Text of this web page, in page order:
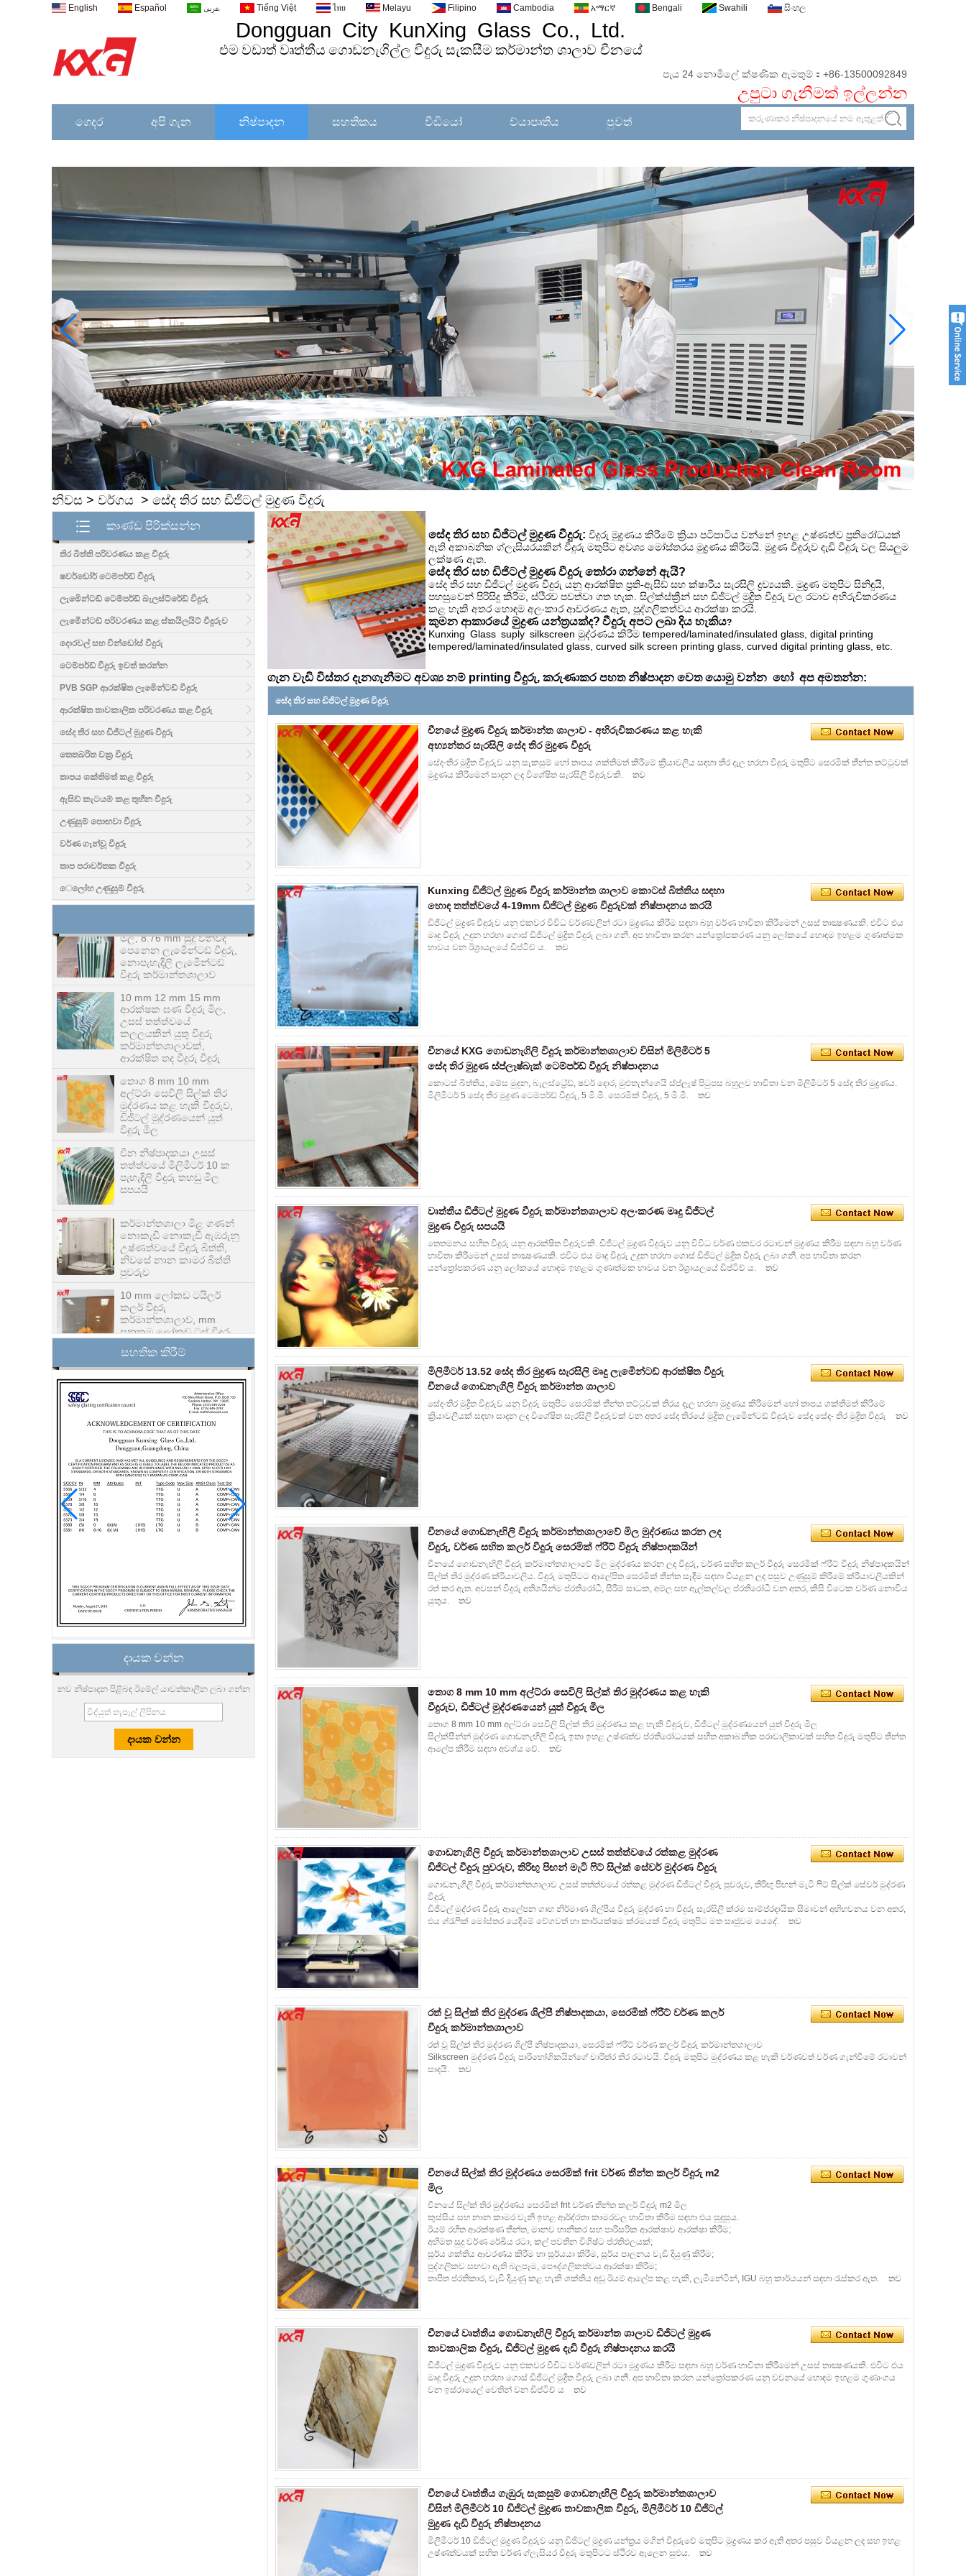
English Español عربى Tiếng Việt ไทย Melayu Filipino Cambodia አማርኛ Bengali Swahili සිංහල
Dongguan City KunXing Glass Co., Ltd.
එම වඩාත් වෘත්තීය ගොඩනැගිල්ල වීදුරු සැකසීම කර්මාන්ත ශාලාව චීනයේ
පැය 24 නොමිලේ ක්ෂණික ඇමතුම්：+86-13500092849
උපුටා ගැනීමක් ඉල්ලන්න
ගෙදර අපි ගැන නිෂ්පාදන සහතිකය වීඩියෝ ව්යාපෘතිය පුවත්
නිවස > වර්ගය > සේද තිර සහ ඩිජිටල් මුද්‍රණ වීදුරු
කාණ්ඩ පිරික්සන්න
තිර බිත්ති පරිවරණය කළ වීදුරු
ෂවර්ඩෝර් ටෙම්පර්ඩ් වීදුරු
ලැමිෙන්ටඩ් ටෙම්පර්ඩ් බැලස්ට්රේඩ් වීදුරු
ලැමිෙන්ටඩ් පරිවරණය කළ ස්කයිලයිට් වීදුරුව
දොරවල් සහ වින්ඩෝස් වීදුරු
ටෙම්පර්ඩ් වීදුරු ඉවත් කරන්න
PVB SGP ආරක්ෂිත ලැමිෙන්ටඩ් වීදුරු
ආරක්ෂිත තාවකාලික පරිවරණය කළ වීදුරු
සේද තිර සහ ඩිජිටල් මුද්‍රණ වීදුරු
තෙතබරිත වක්‍ර වීදුරු
තාපය ශක්තිමත් කළ වීදුරු
ඇසිඩ් කැටයම් කළ තුහීන වීදුරු
උණුසුම් පොඟවා වීදුරු
වර්ණ ගැන්වූ වීදුරු
තාප පරාවර්තක වීදුරු
ෙලෝහ උණුසුම් වීදුරු
හොඳ මිල ලීටර 1/2 කින් යුත්
මේස වීදුරු කම්හල, චීනයේ
දී mm උෂ්ණත්වයේ වීදුරු
මේස රෙදි නිෂ්පාදකයන් 12
ක්
පෙනෙන ලැමිෙන්ටඩ් වීදුරු,
නොපැහැදිලි ලැමිෙන්ටඩ්
වීදුරු කර්මාන්තශාලාව
10 mm 12 mm 15 mm
ආරක්ෂක ඝණ වීදුරු මිල,
උසස් තත්ත්වයේ
කලලයකින් යුතු වීදුරු
කර්මාන්තශාලාවක්,
ආරක්ෂිත තද වීදුරු වීදුරු
තොග 8 mm 10 mm
අල්ට්රා සෙවිලි සිල්ක් තිර
මුද්රණය කළ හැකි වීදුරුව,
ඩිජිටල් මුද්රණයෙන් යුත්
වීදුරු මිල
චීන නිෂ්පාදකයා උසස්
තත්ත්වයේ මිලිමීටර් 10 ක
පැහැදිලි වීදුරු තහඩු මිල
සපයයි
නොකැඩී නොකැඩී ඇඹරුනු
උෂ්ණත්වයේ වීදුරු බිත්ති,
නිවසේ නාන කාමර බිත්ති
පුවරුව
10 mm ලෝකඩ ටයිලර්
කලර් වීදුරු
කර්මාන්තශාලාව, mm
ඝනකම ලෝකඩ ටස් වීදුරු,
mm ලෝකඩ සහිත වීදුරුව
මිල
ආරක්ෂාව 10mm දැඩි වීදුරු
අභ්යන්තර බාහිර දොර
ගොඩනැගිලි වීදුරු නිෂ්පාදක
තිරය බිත්ති වීදුරුව තොග
මිල නියම කළ ලැමිෙන්ටඩ්
ඩබල් තාපාංක පරිවරණය
වීදුරු
මිලිමීටර් 15 ක ආරක්ෂාව
පැහැදිලි වීදුරු මිල - වෘත්තීය
ගොඩනැඟිලි වීදුරු
හොඳ මිල ලීටර 1/2 කින් යුත්
මේස වීදුරු කම්හල, චීනයේ
දී mm උෂ්ණත්වයේ වීදුරු
ක්
8.76 mm සුදු ලමනයිඩ් වීදුරු
මිල, 8.76 mm සුදු විනිවිද
පෙනෙන ලැමිෙන්ටඩ් වීදුරු,
නොපැහැදිලි ලැමිෙන්ටඩ්
වීදුරු කර්මාන්තශාලාව
10 mm 12 mm 15 mm
ආරක්ෂක ඝණ වීදුරු මිල,
සහතික කිරීම්
දායක වන්න
නව නිෂ්පාදන පිළිබඳ ඊමේල් යාවත්කාලීන ලබා ගන්න
සේද තිර සහ ඩිජිටල් මුද්‍රණ වීදුරු: වීදුරු මුද්‍රණය කිරීමේ ක්‍රියා පටිපාටිය වන්නේ ඉහළ උෂ්ණත්ව ප්‍රතිරෝධයක්
ඇති අකාබනික ග්ලැසියරයකින් වීදුරු මතුපිට අවශ්‍ය මෝස්තරය මුද්‍රණය කිරීමයි. මුද්‍රණ වීදුරුව දැඩි වීදුරු වල සියලුම
ලක්ෂණ ඇත.
සේද තිර සහ ඩිජිටල් මුද්‍රණ වීදුරු තෝරා ගන්නේ ඇයි?
සේද තිර සහ ඩිජිටල් මුද්‍රණ වීදුරු යනු ආරක්ෂිත ප්‍රති-ඇසිඩ් සහ ක්ෂාරීය සැරසිලි ද්‍රව්‍යයකි. මුද්‍රණ මතුපිට සිනිඳුයි,
පහසුවෙන් පිරිසිදු කිරීම, ස්ථිරව පවත්වා ගත හැක. සිල්ක්ස්ක්‍රීන් සහ ඩිජිටල් මුද්‍රිත වීදුරු වල රටාව අභිරුචිකරණය
කළ හැකි අතර හොඳම අලංකාර ආචරණය ඇත, පුද්ගලිකත්වය ආරක්ෂා කරයි.
කුමන ආකාරයේ මුද්‍රණ යන්ත්‍රයක්ද? වීදුරු අපට ලබා දිය හැකිය?
Kunxing Glass suply silkscreen මුද්රණය කිරීම tempered/laminated/insulated glass, digital printing
tempered/laminated/insulated glass, curved silk screen printing glass, curved digital printing glass, etc.
ගැන වැඩි විස්තර දැනගැනීමට අවශ්‍ය නම් printing වීදුරු, කරුණාකර පහත නිෂ්පාදන වෙත යොමු වන්න හෝ අප අමතන්න:
සේද තිර සහ ඩිජිටල් මුද්‍රණ වීදුරු
චීනයේ මුද්‍රණ වීදුරු කර්මාන්ත ශාලාව - අභිරුචිකරණය කළ හැකි
අභ්‍යන්තර සැරසිලි සේද තිර මුද්‍රණ වීදුරු
සේද-තිර මුද්‍රිත වීදුරුව යනු සැකසුම් හෝ තාපය ශක්තිමත් කිරීමේ ක්‍රියාවලිය සඳහා තිර දැල හරහා වීදුරු මතුපිට සෙරමික් තීන්ත තට්ටුවක්
මුද්‍රණය කිරීමෙන් සාදන ලද විශේෂිත සැරසිලි වීදුරුවකි.
තව
Kunxing ඩිජිටල් මුද්‍රණ වීදුරු කර්මාන්ත ශාලාව කොටස් බිත්තිය සඳහා
හොඳ තත්ත්වයේ 4-19mm ඩිජිටල් මුද්‍රණ වීදුරුවක් නිෂ්පාදනය කරයි
ඩිජිටල් මුද්‍රණ වීදුරුව යනු එකවර විවිධ වර්ණවලින් රටා මුද්‍රණය කිරීම සඳහා බහු වර්ණ භාවිතා කිරීමෙන් උසස් තාක්‍ෂණයකි. එවිට එය
මෘදු වීදුරු උදුන හරහා ගොස් ඩිජිටල් මුද්‍රිත වීදුරු ලබා ගනී. අප භාවිතා කරන යන්ත්‍රෝපකරණ යනු ලෝකයේ හොඳම ඉහළම ගුණාත්මක
භාවය වන ඊශ්‍රායලයේ ඩිප්ටිච් ය.
තව
චීනයේ KXG ගොඩනැගිලි වීදුරු කර්මාන්තශාලාව විසින් මිලිමීටර් 5
සේද තිර මුද්‍රණ ස්ප්ලෑෂ්බැක් ටෙම්පර්ඩ් වීදුරු නිෂ්පාදනය
කොටස් බිත්තිය, මේස මුදුන, බැලස්ට්‍රේඩ්, ෂවර් දොර, මුළුතැන්ගෙයි ස්ප්ලෑෂ් පිටුපස බහුලව භාවිතා වන මිලිමීටර් 5 සේද තිර මුද්‍රණය.
මිලිමීටර් 5 සේද තිර මුද්‍රණ ටෙම්පර්ඩ් වීදුරු, 5 මි.මී. සෙරමික් වීදුරු, 5 මි.මී.
තව
වෘත්තීය ඩිජිටල් මුද්‍රණ වීදුරු කර්මාන්තශාලාව අලංකරණ මෘදු ඩිජිටල්
මුද්‍රණ වීදුරු සපයයි
තෙතමනය සහිත වීදුරු යනු ආරක්ෂිත වීදුරුවකි. ඩිජිටල් මුද්‍රණ වීදුරුව යනු විවිධ වර්ණ එකවර රටාවන් මුද්‍රණය කිරීම සඳහා බහු වර්ණ
භාවිතා කිරීමෙන් උසස් තාක්‍ෂණයකි. එවිට එය මෘදු වීදුරු උදුන හරහා ගොස් ඩිජිටල් මුද්‍රිත වීදුරු ලබා ගනී. අප භාවිතා කරන
යන්ත්‍රෝපකරණ යනු ලෝකයේ හොඳම ඉහළම ගුණාත්මක භාවය වන ඊශ්‍රායලයේ ඩිප්ටිච් ය.
තව
මිලිමීටර් 13.52 සේද තිර මුද්‍රණ සැරසිලි මෘදු ලැමිෙන්ටඩ් ආරක්ෂිත වීදුරු
චීනයේ ගොඩනැගිලි වීදුරු කර්මාන්ත ශාලාව
සේද-තිර මුද්‍රිත වීදුරුව යනු වීදුරු මතුපිට සෙරමික් තීන්ත තට්ටුවක් තිරය දැල හරහා මුද්‍රණය කිරීමෙන් හෝ තාපය ශක්තිමත් කිරීමේ
ක්‍රියාවලියක් සඳහා සාදන ලද විශේෂිත සැරසිලි වීදුරුවක් වන අතර සේද තිරයේ මුද්‍රිත ලැමිෙන්ටඩ් වීදුරුව සේද සේද- තිර මුද්‍රිත වීදුරු
තව
චීනයේ ගොඩනැඟිලි වීදුරු කර්මාන්තශාලාවේ මිල මුද්රණය කරන ලද
වීදුරු, වර්ණ සහිත කලර් වීදුරු සෙරමික් ෆ්රීට් වීදුරු නිෂ්පාදකයින්
චීනයේ ගොඩනැඟිලි වීදුරු කර්මාන්තශාලාවේ මිල මුද්රණය කරන ලද වීදුරු, වර්ණ සහිත කලර් වීදුරු සෙරමික් ෆ්රීට් වීදුරු නිෂ්පාදකයින්
සිල්ක් තිර මුද්රණ ක්රියාවලිය. වීදුරු මතුපිටට ආලේපිත සෙරමික් තීන්ත සෑදීම සඳහා වියළන ලද පසුව උණුසුම් කිරීමේ ක්රියාවලියකින්
රත් කර ඇත. අවසන් වීදුරු අතිශයින්ම ප්රතිරෝධී, සීරීම් සාධක, අම්ල සහ ඇල්කල්වල ප්රතිරෝධී වන අතර, කිසි විටෙක වර්ණ නොවිය
යුතුය.
තව
තොග 8 mm 10 mm අල්ට්රා සෙවිලි සිල්ක් තිර මුද්රණය කළ හැකි
වීදුරුව, ඩිජිටල් මුද්රණයෙන් යුත් වීදුරු මිල
තොග 8 mm 10 mm අල්ට්රා සෙවිලි සිල්ක් තිර මුද්රණය කළ හැකි වීදුරුව, ඩිජිටල් මුද්රණයෙන් යුත් වීදුරු මිල
සිල්ක්සීන්න් මුද්රණ ගොඩනැඟිලි වීදුරු ඉතා ඉහළ උෂ්ණත්ව ප්රතිරෝධයක් සහිත අකාබනික පරාවාලිකාවක් සහිත වීදුරු මතුපිට තීන්ත
ආලේප කිරීම සඳහා අවශ්ය වේ.
තව
ගොඩනැගිලි වීදුරු කර්මාන්තශාලාව උසස් තත්ත්වයේ රත්කළ මුද්රණ
ඩිජිටල් වීදුරු පුවරුව, තිරිඟු පිඟන් මැටි ෆිට් සිල්ක් සේවර් මුද්රණ වීදුරු
ගොඩනැගිලි වීදුරු කර්මාන්තශාලාව උසස් තත්ත්වයේ රත්කළ මුද්රණ ඩිජිටල් වීදුරු පුවරුව, තිරිඟු පිඟන් මැටි ෆිට් සිල්ක් සේවර් මුද්රණ
වීදුරු
ඩිජිටල් මුද්රණ වීදුරු ආලේපන ගෘහ නිර්මාණ ශිල්පීය වීදුරු මුද්රණ හා වීදුරු සැරසිලි ක්රම සාම්ප්රදායික සීමාවන් අභිභවනය වන අතර,
එය ග්රැෆික් මෝස්තර යෙදීමේ වේගවත් හා කාර්යක්ෂම ක්රමයක් වීදුරු මතුපිට මත සෘජුවම යෙදේ.
තව
රත් වූ සිල්ක් තිර මුද්රණ ශිල්පී නිෂ්පාදකයා, සෙරමික් ෆ්රීට් වර්ණ කලර්
වීදුරු කර්මාන්තශාලාව
රත් වූ සිල්ක් තිර මුද්රණ ශිල්පී නිෂ්පාදකයා, සෙරමික් ෆ්රීට් වර්ණ කලර් වීදුරු කර්මාන්තශාලාව
Silkscreen මුද්රණ වීදුරු පාරිභෝගිකයින්ගේ චාරිත්ර තිර රටාවයි. වීදුරු මතුපිට මුද්රණය කළ හැකි වර්ණවත් වර්ණ ගැන්වීමේ රටාවන්
සාදයි.
තව
චීනයේ සිල්ක් තිර මුද්රණය සෙරමික් frit වර්ණ තීන්ත කලර් වීදුරු m2
මිල
චීනයේ සිල්ක් තිර මුද්රණය සෙරමික් frit වර්ණ තීන්ත කලර් වීදුරු m2 මිල
කුස්සිය සහ නාන කාමර වැනි ඉහළ ආර්ද්රතා කාමරවල භාවිතා කිරීම සඳහා එය සුදුසුය.
ඊයම් රහිත ආරක්ෂණ තීන්ත, මානව හානිකර සහ පාරිසරික ආරක්ෂාව ආරක්ෂා කිරීම;
අභිමත සුදු වර්ණ රේඛීය රටා, කල් පවතින විශිෂ්ට ප්රතිඵලයක්;
සූර්ය ශක්තිය ආචරණය කිරීම හා සූර්යයා කිරීම, සූර්ය පාලනය වැඩි දියුණු කිරීම;
පුද්ගලිකව සඟවා ඇති බලපෑම, පෞද්ගලිකත්වය ආරක්ෂා කිරීම;
තාපිත ප්රතිකාර, වැඩි දියුණු කළ හැකි ශක්තිය අඩු ඊයම් ආලේප කළ හැකි, ලැමිනේටින්, IGU බහු කාර්යයන් සඳහා රැස්කර ඇත.
තව
චීනයේ වෘත්තීය ගොඩනැඟිලි වීදුරු කර්මාන්ත ශාලාව ඩිජිටල් මුද්‍රණ
තාවකාලික වීදුරු, ඩිජිටල් මුද්‍රණ දැඩි වීදුරු නිෂ්පාදනය කරයි
ඩිජිටල් මුද්‍රණ වීදුරුව යනු එකවර විවිධ වර්ණවලින් රටා මුද්‍රණය කිරීම සඳහා බහු වර්ණ භාවිතා කිරීමෙන් උසස් තාක්‍ෂණයකි. එවිට එය
මෘදු වීදුරු උදුන හරහා ගොස් ඩිජිටල් මුද්‍රිත වීදුරු ලබා ගනී. අප භාවිතා කරන යන්ත්‍රෝපකරණ යනු වචනයේ හොඳම ඉහළම ගුණාංගය
වන ඉස්රායෙල් වෙතින් වන ඩිප්ටිච් ය
තව
චීනයේ වෘත්තීය ගැඹුරු සැකසුම් ගොඩනැඟිලි වීදුරු කර්මාන්තශාලාව
විසින් මිලිමීටර් 10 ඩිජිටල් මුද්‍රණ තාවකාලික වීදුරු, මිලිමීටර් 10 ඩිජිටල්
මුද්‍රණ දැඩි වීදුරු නිෂ්පාදනය
මිලිමීටර් 10 ඩිජිටල් මුද්‍රණ වීදුරුව යනු ඩිජිටල් මුද්‍රණ යන්ත්‍රය මගින් වීදුරුවේ මතුපිට මුද්‍රණය කර ඇති අතර පසුව වියළන ලද සහ ඉහළ
උෂ්ණත්වයක් සහිත වර්ණ ග්ලැසියර වීදුරු මතුපිටට ස්ථිරව ඇලෙන සුළුය.
තව